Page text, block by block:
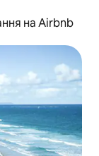
на Airbnb